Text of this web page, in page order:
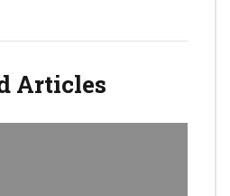
Articles